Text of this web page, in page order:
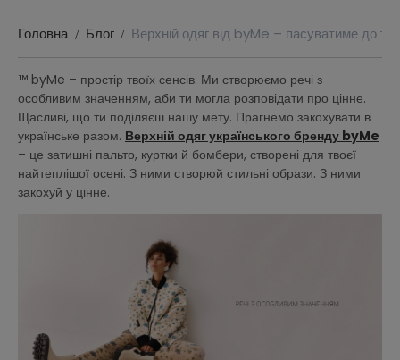
Головна Блог Верхній одяг від byMe – пасуватиме до
™ byMe – простір твоїх сенсів. Ми створюємо речі з
особливим значенням, аби ти могла розповідати про цінне.
Щасливі, що ти поділяєш нашу мету. Прагнемо закохувати в
українське разом. Верхній одяг українського бренду byMe
– це затишні пальто, куртки й бомбери, створені для твоєї
найтеплішої осені. З ними створюй стильні образи. З ними
закохуй у цінне.